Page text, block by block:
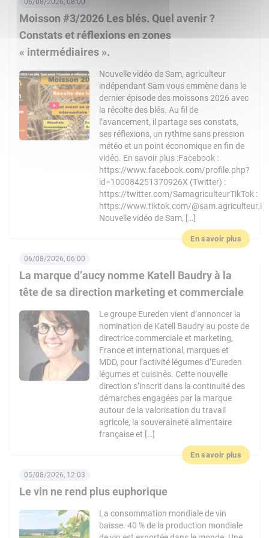
Moisson #3/2026 Les blés. Quel avenir ?
Constats et réflexions en zones
« intermédiaires ».
06/08/2026, 08:00
Nouvelle vidéo de Sam, agriculteur
indépendant Sam vous emmène dans le
dernier épisode des moissons 2026 avec
la récolte des blés. Au fil de
l’avancement, il partage ses constats,
ses réflexions, un rythme sans pression
météo et un point économique en fin de
vidéo. En savoir plus :Facebook :
https://www.facebook.com/profile.php?
id=100084251370926X (Twitter) :
https://twitter.com/SamagriculteurTikTok :
https://www.tiktok.com/@sam.agriculteur.i
Nouvelle vidéo de Sam, […]
En savoir plus
La marque d’aucy nomme Katell Baudry à la
tête de sa direction marketing et commerciale
06/08/2026, 06:00
Le groupe Eureden vient d’annoncer la
nomination de Katell Baudry au poste de
directrice commerciale et marketing,
France et international, marques et
MDD, pour l’activité légumes d’Eureden
légumes et cuisinés. Cette nouvelle
direction s’inscrit dans la continuité des
démarches engagées par la marque
autour de la valorisation du travail
agricole, la souveraineté alimentaire
française et […]
En savoir plus
Le vin ne rend plus euphorique
05/08/2026, 12:03
La consommation mondiale de vin
baisse. 40 % de la production mondiale